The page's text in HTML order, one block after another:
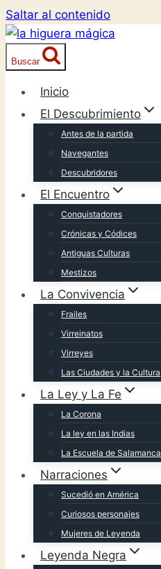
Saltar al contenido
Buscar
Inicio
El Descubrimiento
Antes de la partida
Navegantes
Descubridores
El Encuentro
Conquistadores
Crónicas y Códices
Antiguas Culturas
Mestizos
La Convivencia
Frailes
Virreinatos
Virreyes
Las Ciudades y la Cultura
La Ley y La Fe
La Corona
La ley en las Indias
La Escuela de Salamanca
Narraciones
Sucedió en América
Curiosos personajes
Mujeres de Leyenda
Leyenda Negra